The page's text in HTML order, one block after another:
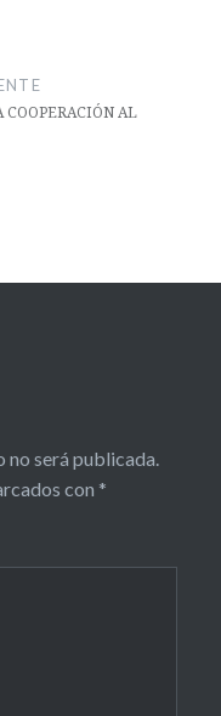
AL
será publicada.
con *